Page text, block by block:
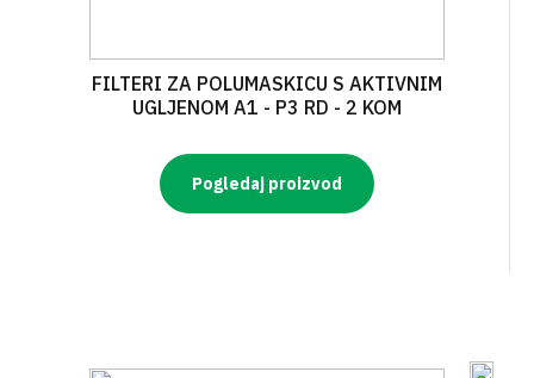
FILTERI ZA POLUMASKICU S AKTIVNIM
UGLJENOM A1 - P3 RD - 2 KOM
Pogledaj proizvod